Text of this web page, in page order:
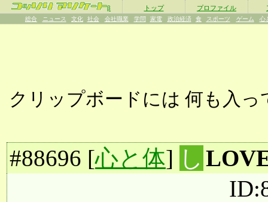
β トップ プロファイル
総合 ニュース 文化 社会 会社職業 学問 家電 政治経済 食 スポーツ ゲーム 心
クリップボードには 何も入っ
#88696 [心と体] し